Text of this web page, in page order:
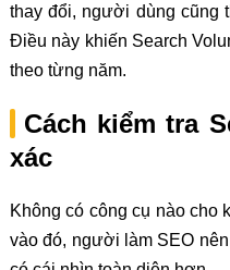
thay đổi, người dùng cũng
Điều này khiến Search
theo từng năm.
Cách kiểm tra
xác
Không có công cụ nào cho
vào đó, người làm SEO